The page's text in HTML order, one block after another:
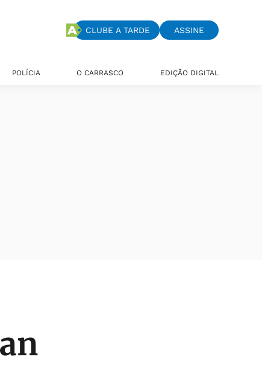
CLUBE A TARDE ASSINE
POLÍCIA O CARRASCO EDIÇÃO DIGITAL